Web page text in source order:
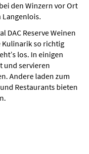
den Winzern vor Ort
Langenlois.
DAC Reserve Weinen
Kulinarik so richtig
los. In einigen
und servieren
Andere laden zum
Restaurants bieten